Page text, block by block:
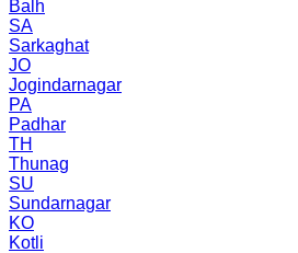
Balh
SA
Sarkaghat
JO
Jogindarnagar
PA
Padhar
TH
Thunag
SU
Sundarnagar
KO
Kotli